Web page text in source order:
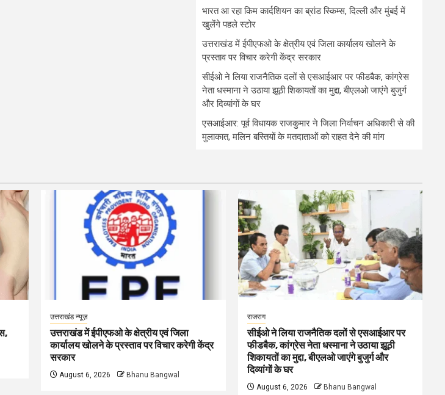
भारत आ रहा किम कार्दशियन का ब्रांड स्किम्स, दिल्ली और मुंबई में
खुलेंगे पहले स्टोर
उत्तराखंड में ईपीएफओ के क्षेत्रीय एवं जिला कार्यालय खोलने के
प्रस्ताव पर विचार करेगी केंद्र सरकार
सीईओ ने लिया राजनैतिक दलों से एसआईआर पर फीडबैक, कांग्रेस
नेता धस्माना ने उठाया झूठी शिकायतों का मुद्दा, बीएलओ जाएंगे बुजुर्ग
और दिव्यांगों के घर
एसआईआर: पूर्व विधायक राजकुमार ने जिला निर्वाचन अधिकारी से की
मुलाकात, मलिन बस्तियों के मतदाताओं को राहत देने की मांग
उत्तराखंड न्यूज़
उत्तराखंड में ईपीएफओ के क्षेत्रीय एवं जिला
कार्यालय खोलने के प्रस्ताव पर विचार करेगी केंद्र
सरकार
August 6, 2026 Bhanu Bangwal
राजराग
सीईओ ने लिया राजनैतिक दलों से एसआईआर पर
फीडबैक, कांग्रेस नेता धस्माना ने उठाया झूठी
शिकायतों का मुद्दा, बीएलओ जाएंगे बुजुर्ग और
दिव्यांगों के घर
August 6, 2026 Bhanu Bangwal